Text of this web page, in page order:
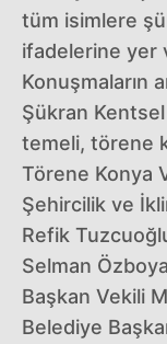
tüm isimlere
ifadelerine yer
Konuşmaların
Şükran Kentsel
temeli, törene
Törene Konya
Şehircilik ve
Refik
Selman
Başkan Vekili
Belediye